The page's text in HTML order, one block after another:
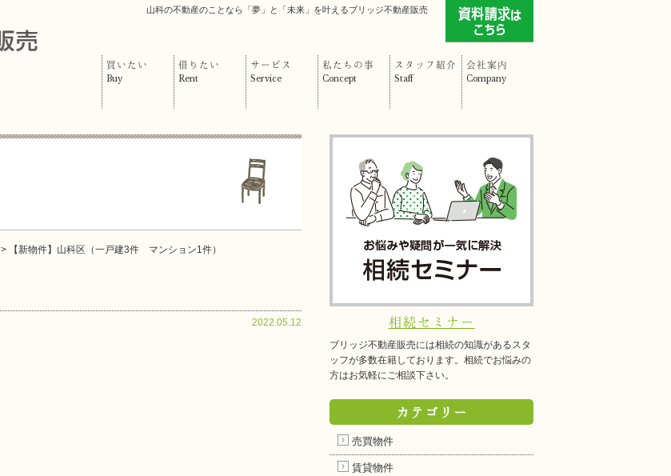
山科の不動産のことなら「夢」と「未来」を叶えるブリッジ不動産販売
買いたい
Buy
借りたい
Rent
サービス
Service
私たちの事
Concept
スタッフ紹介
Staff
会社案内
Company
> 【新物件】山科区（一戸建3件 マンション1件）
2022.05.12 相続セミナー
ブリッジ不動産販売には相続の知識があるスタ
ッフが多数在籍しております。相続でお悩みの
方はお気軽にご相談下さい。
カテゴリー
売買物件
賃貸物件